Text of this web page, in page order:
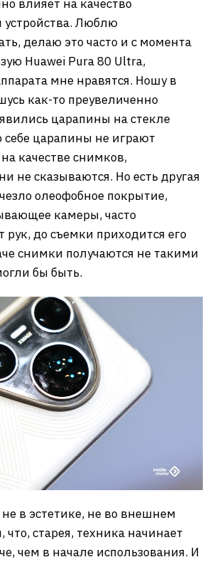
влияет на качество
устройства. Люблю
делаю это часто и с момента
Huawei Pura 80 Ultra,
мне нравятся. Ношу в
как-то преувеличенно
царапины на стекле
себе царапины не играют
качестве снимков,
не сказываются. Но есть другая
олеофобное покрытие,
камеры, часто
рук, до съемки приходится его
снимки получаются не такими
бы быть.
не в эстетике, не во внешнем
что, старея, техника начинает
чем в начале использования. И